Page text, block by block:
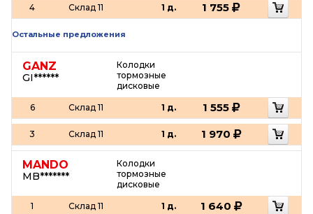
4 Склад 11 1 д. 1 755
Остальные предложения
GANZ
GI******
Колодки
тормозные
дисковые
6 Склад 11 1 д. 1 555
3 Склад 11 1 д. 1 970
MANDO
MB*******
Колодки
тормозные
дисковые
1 Склад 11 1 д. 1 640